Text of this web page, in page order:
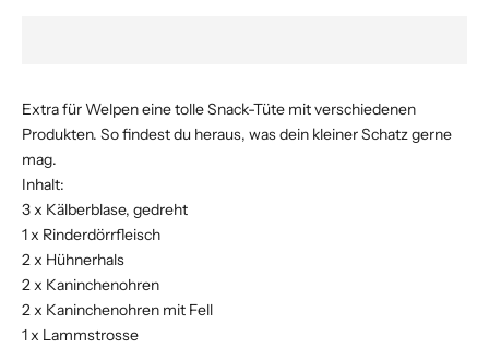
Extra für Welpen eine tolle Snack-Tüte mit verschiedenen
Produkten. So findest du heraus, was dein kleiner Schatz gerne
mag.
Inhalt:
3 x Kälberblase, gedreht
1 x Rinderdörrfleisch
2 x Hühnerhals
2 x Kaninchenohren
2 x Kaninchenohren mit Fell
1 x Lammstrosse